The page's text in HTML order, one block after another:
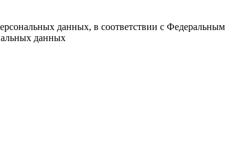
данных, в соответствии с Федеральным
данных